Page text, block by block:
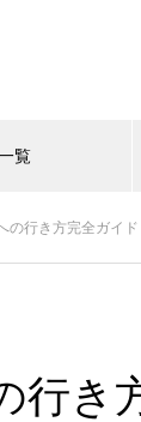
覧
の行き方完全ガイ
行き